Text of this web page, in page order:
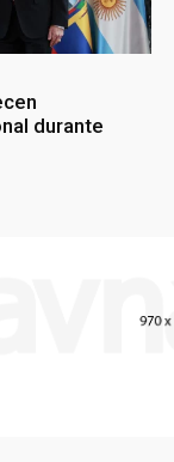
durante